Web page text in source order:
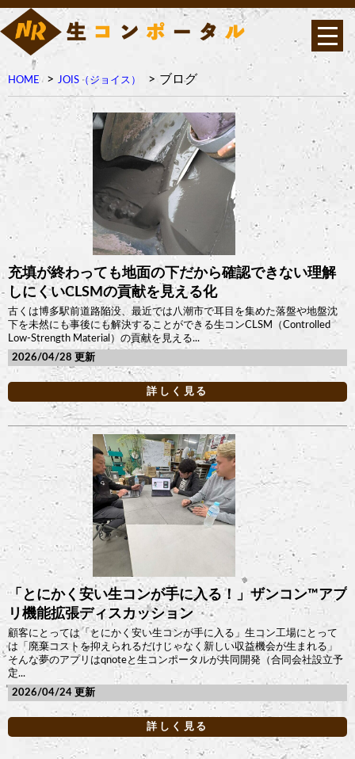
HOME JOIS（ジョイス） ブログ
充填が終わっても地面の下だから確認できない理解
しにくいCLSMの貢献を見える化
古くは博多駅前道路陥没、最近では八潮市で耳目を集めた落盤や地盤沈
下を未然にも事後にも解決することができる生コンCLSM（Controlled
Low-Strength Material）の貢献を見える...
2026/04/28
詳しく見る
「とにかく安い生コンが手に入る！」ザンコン™︎アプ
リ機能拡張ディスカッション
顧客にとっては「とにかく安い生コンが手に入る」生コン工場にとって
は「廃棄コストを抑えられるだけじゃなく新しい収益機会が生まれる」
そんな夢のアプリはqnoteと生コンポータルが共同開発（合同会社設立予
定...
2026/04/24
詳しく見る